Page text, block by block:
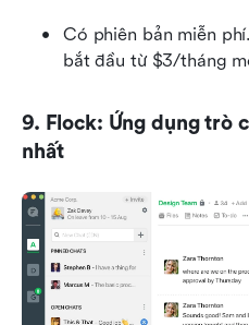
Có phiên bản miễn
bắt đầu từ $3/tháng
9. Flock: Ứng dụng trò
nhất